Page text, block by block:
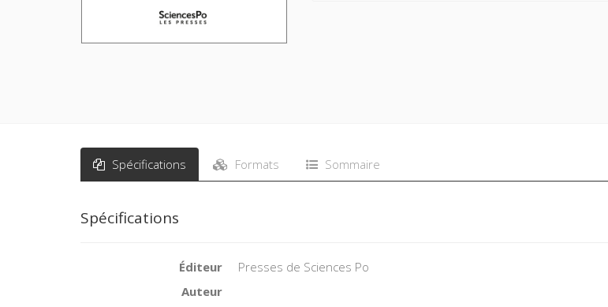
Spécifications Formats Sommaire
Spécifications
Éditeur
Presses de Sciences Po
Auteur